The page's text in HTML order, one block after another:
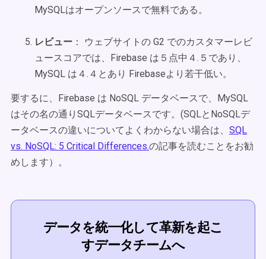
MySQLはオープンソースで無料である。
レビュー ： ウェブサイトの G2 でのカスタマーレビ
ュースコアでは、Firebase は５点中４.５であり、
MySQL は４.４とあり Firebaseより若干低い。
要するに、Firebase は NoSQL データベースで、MySQL
はその名の通りSQLデータベースです。(SQLとNoSQLデ
ータベースの違いについてよくわからない場合は、 SQL
vs. NoSQL: 5 Critical Differences.の記事を読むことをお勧
めします）。
データを統一化して革新を起こ
すデータチームへ